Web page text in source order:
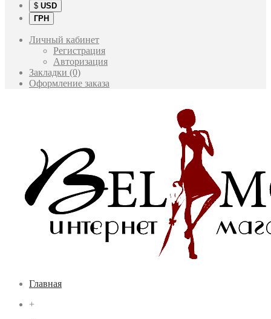
$ USD
ГРН
Личный кабинет
Регистрация
Авторизация
Закладки (0)
Оформление заказа
Главная
+